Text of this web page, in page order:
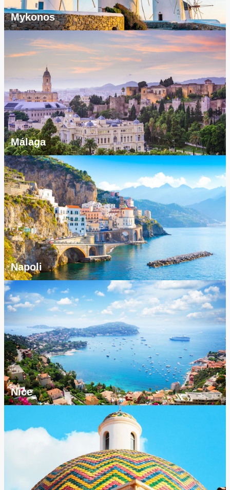
Mykonos
Málaga
Napoli
Nice